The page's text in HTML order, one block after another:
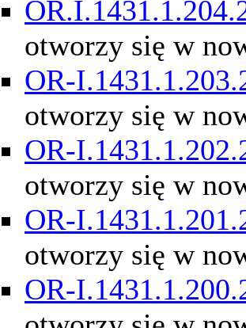
otworzy się w
OR-
otworzy się w
OR-
otworzy się w
OR-
otworzy się w
OR-